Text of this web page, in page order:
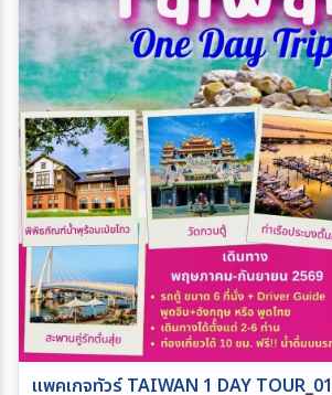
แพคเกจทัวร์ TAIWAN 1 DAY TOUR_01